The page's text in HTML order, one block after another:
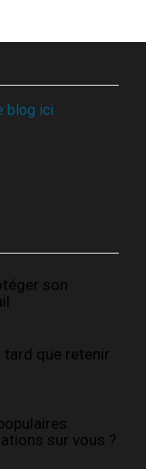
blog ici
son
tard que retenir
sur vous ?